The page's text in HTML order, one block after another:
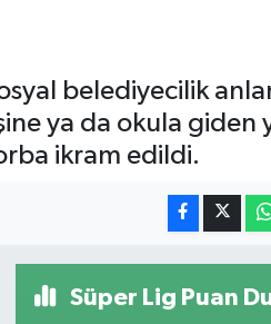
belediyecilik
ya da okula giden
ikram edildi.
Süper Lig Puan